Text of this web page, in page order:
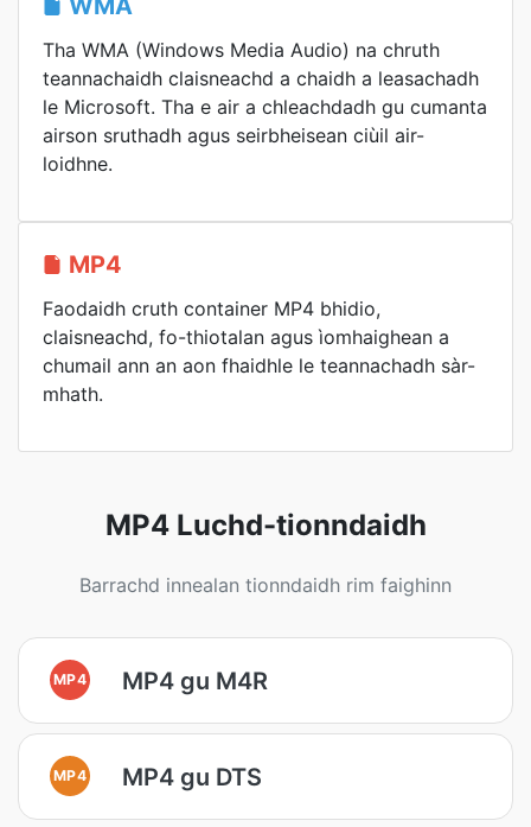
WMA
Tha WMA (Windows Media Audio) na chruth
teannachaidh claisneachd a chaidh a leasachadh
le Microsoft. Tha e air a chleachdadh gu cumanta
airson sruthadh agus seirbheisean ciùil air-
loidhne.
MP4
Faodaidh cruth container MP4 bhidio,
claisneachd, fo-thiotalan agus ìomhaighean a
chumail ann an aon fhaidhle le teannachadh sàr-
mhath.
MP4 Luchd-tionndaidh
Barrachd innealan tionndaidh rim faighinn
MP4 MP4 gu M4R
MP4 MP4 gu DTS